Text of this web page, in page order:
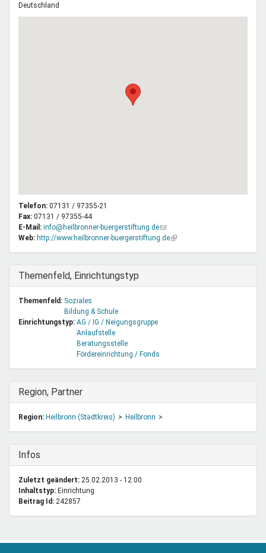
Deutschland
Telefon: 07131 / 97355-21
Fax: 07131 / 97355-44
E-Mail: info@heilbronner-buergerstiftung.de(Link
sendet
Web: http://www.heilbronner-buergerstiftung.de(Link
Ausblenden
Themenfeld, Einrichtungstyp
Themenfeld: Soziales
Bildung & Schule
Einrichtungstyp: AG / IG / Neigungsgruppe
Anlaufstelle
Beratungsstelle
Fördereinrichtung / Fonds
Ausblenden
Region, Partner
Region: Heilbronn (Stadtkreis) Heilbronn
Ausblenden
Infos
Zuletzt geändert: 25.02.2013 - 12:00
Inhaltstyp:
einrichtung
Beitrag Id: 242857